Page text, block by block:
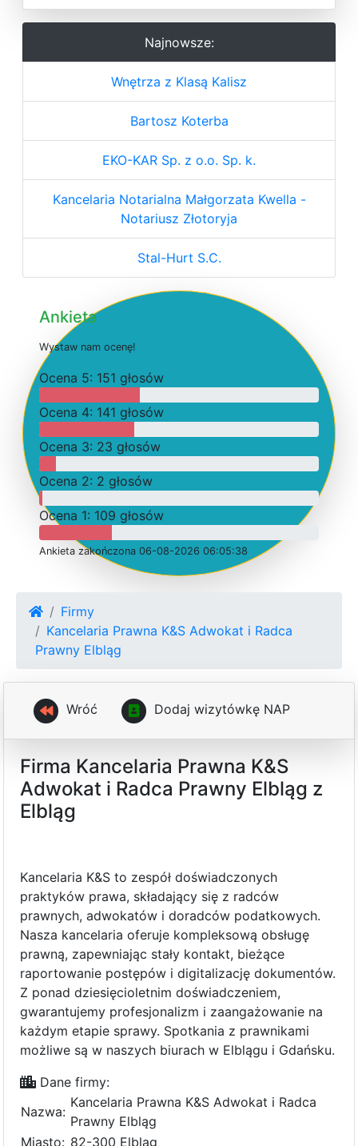
Najnowsze:
Wnętrza z Klasą Kalisz
Bartosz Koterba
EKO-KAR Sp. z o.o. Sp. k.
Kancelaria Notarialna Małgorzata Kwella -
Notariusz Złotoryja
Stal-Hurt S.C.
Ankieta
Wystaw nam ocenę!
Ocena 5: 151 głosów
Ocena 4: 141 głosów
Ocena 3: 23 głosów
Ocena 2: 2 głosów
Ocena 1: 109 głosów
Ankieta zakończona 06-08-2026 06:05:38
Firmy
Kancelaria Prawna K&S Adwokat i Radca
Prawny Elbląg
Wróć Dodaj wizytówkę NAP
Firma Kancelaria Prawna K&S
Adwokat i Radca Prawny Elbląg z
Elbląg
Kancelaria K&S to zespół doświadczonych
praktyków prawa, składający się z radców
prawnych, adwokatów i doradców podatkowych.
Nasza kancelaria oferuje kompleksową obsługę
prawną, zapewniając stały kontakt, bieżące
raportowanie postępów i digitalizację dokumentów.
Z ponad dziesięcioletnim doświadczeniem,
gwarantujemy profesjonalizm i zaangażowanie na
każdym etapie sprawy. Spotkania z prawnikami
możliwe są w naszych biurach w Elblągu i Gdańsku.
Dane firmy:
Nazwa:
Kancelaria Prawna K&S Adwokat i Radca
Prawny Elbląg
Miasto: 82-300 Elbląg